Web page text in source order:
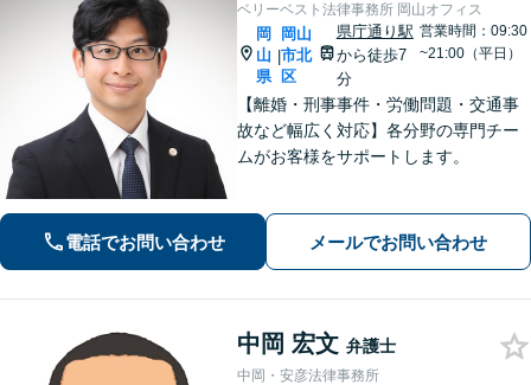
ベリーベスト法律事務所 岡山オフィス
岡
山
県
|
岡山
市北
区
県庁通り駅
から徒歩7
分
営業時間：09:30
~21:00（平日）
【離婚・刑事事件・労働問題・交通事
故など幅広く対応】各分野の専門チー
ムがお客様をサポートします。
電話でお問い合わせ メールでお問い合わせ
中岡 宏文 弁護士
中岡・安彦法律事務所